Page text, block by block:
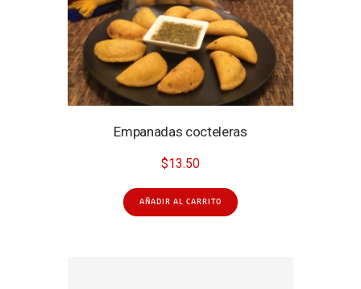
Empanadas cocteleras
$13.50
AÑADIR AL CARRITO